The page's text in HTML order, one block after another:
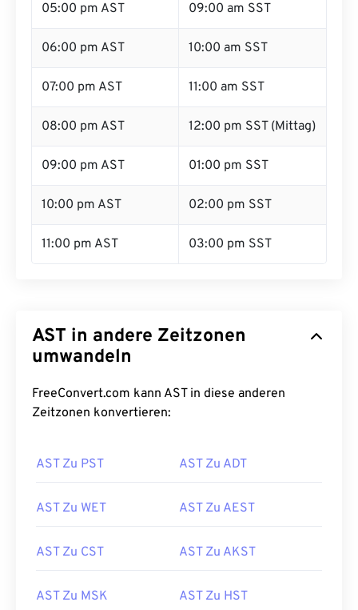
05:00 pm AST 09:00 am SST
06:00 pm AST 10:00 am SST
07:00 pm AST 11:00 am SST
08:00 pm AST 12:00 pm SST (Mittag)
09:00 pm AST 01:00 pm SST
10:00 pm AST 02:00 pm SST
11:00 pm AST 03:00 pm SST
AST in andere Zeitzonen
umwandeln
FreeConvert.com kann AST in diese anderen
Zeitzonen konvertieren:
AST Zu PST AST Zu ADT
AST Zu WET AST Zu AEST
AST Zu CST AST Zu AKST
AST Zu MSK AST Zu HST